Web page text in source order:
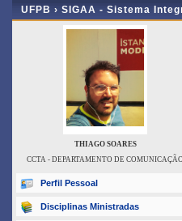
UFPB › SIGAA - Sistema
THIAGO SOARES
CCTA - DEPARTAMENTO DE COMUNICAÇÃO
Perfil Pessoal
Disciplinas Ministradas